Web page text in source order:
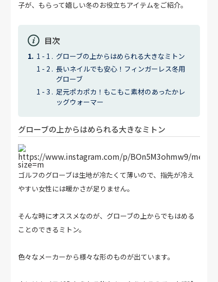
子が、もらって嬉しい冬のお役立ちアイテムをご紹介。
目次
グローブの上からはめられる大きなミトン
長いネイルでも安心！フィンガーレス冬用
グローブ
足元ポカポカ！もこもこ素材のあったかレ
ッグウォーマー
グローブの上からはめられる大きなミトン
https://www.instagram.com/p/BOn5M3ohmw9/media?
size=m
ゴルフのグローブは生地が冷たくて薄いので、指先が冷え
やすい女性には暖かさが足りません。
そんな時にオススメなのが、グローブの上からでもはめる
ことのできるミトン。
色々なメーカーから様々な形のものが出ています。